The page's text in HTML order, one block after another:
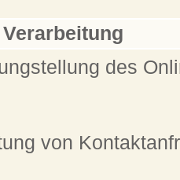
des
von